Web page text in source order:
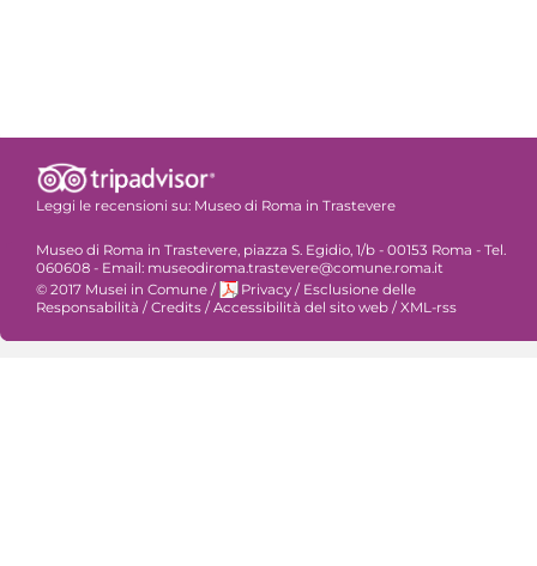
Leggi le recensioni su: Museo di Roma in Trastevere
Museo di Roma in Trastevere, piazza S. Egidio, 1/b - 00153 Roma - Tel.
060608 - Email: museodiroma.trastevere@comune.roma.it
© 2017 Musei in Comune / Privacy / Esclusione delle
Responsabilità / Credits / Accessibilità del sito web / XML-rss